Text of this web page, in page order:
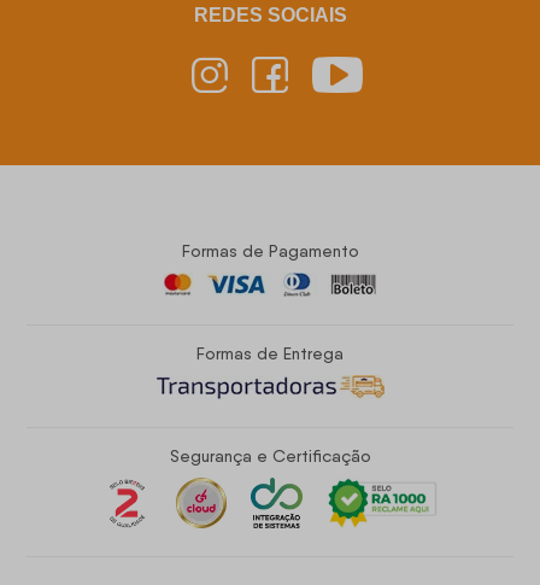
REDES SOCIAIS
Formas de Pagamento
Formas de Entrega
Segurança e Certificação